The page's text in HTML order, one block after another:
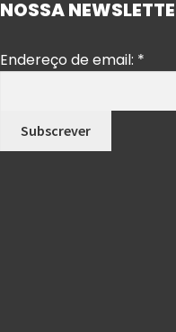
NOSSA
Endereço de email: *